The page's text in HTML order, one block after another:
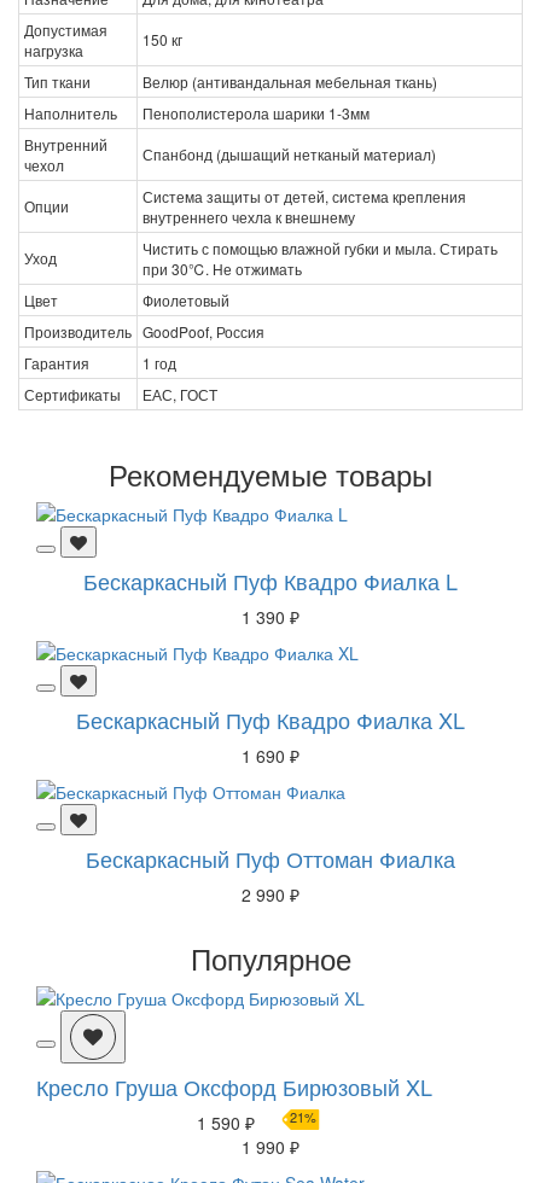
Допустимая
нагрузка
150 кг
Тип ткани
Велюр (антивандальная мебельная ткань)
Наполнитель
Пенополистерола шарики 1-3мм
Внутренний
чехол
Спанбонд (дышащий нетканый материал)
Опции
Система защиты от детей, система крепления
внутреннего чехла к внешнему
Уход
Чистить с помощью влажной губки и мыла. Стирать
при 30℃. Не отжимать
Цвет
Фиолетовый
Производитель GoodPoof, Россия
Гарантия
1 год
Сертификаты
ЕАС, ГОСТ
Рекомендуемые товары
Бескаркасный Пуф Квадро Фиалка L
1 390 ₽
Бескаркасный Пуф Квадро Фиалка XL
1 690 ₽
Бескаркасный Пуф Оттоман Фиалка
2 990 ₽
Популярное
Кресло Груша Оксфорд Бирюзовый XL
1 590 ₽ 21%
1 990 ₽